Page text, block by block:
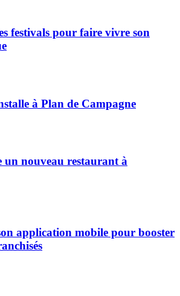
festivals pour faire vivre son
à Plan de Campagne
nouveau restaurant à
application mobile pour booster